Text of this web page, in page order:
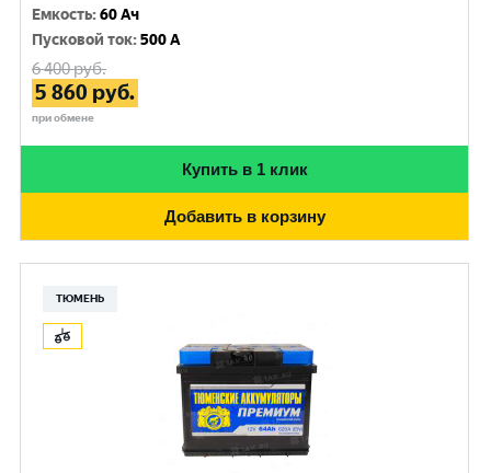
Емкость:60 Ач
Пусковой ток:500 A
6 400руб.
5 860 руб.
при обмене
Купить в 1 клик
Добавить в корзину
ТЮМЕНЬ